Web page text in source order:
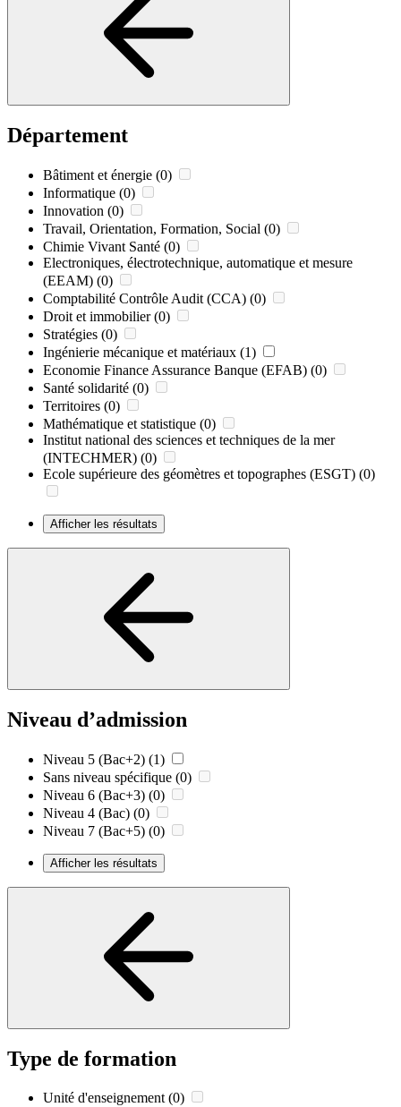
Département
Bâtiment et énergie (0)
Informatique (0)
Innovation (0)
Travail, Orientation, Formation, Social (0)
Chimie Vivant Santé (0)
Electroniques, électrotechnique, automatique et mesure
(EEAM) (0)
Comptabilité Contrôle Audit (CCA) (0)
Droit et immobilier (0)
Stratégies (0)
Ingénierie mécanique et matériaux (1)
Economie Finance Assurance Banque (EFAB) (0)
Santé solidarité (0)
Territoires (0)
Mathématique et statistique (0)
Institut national des sciences et techniques de la mer
(INTECHMER) (0)
Ecole supérieure des géomètres et topographes (ESGT) (0)
Afficher les résultats
Niveau d’admission
Niveau 5 (Bac+2) (1)
Sans niveau spécifique (0)
Niveau 6 (Bac+3) (0)
Niveau 4 (Bac) (0)
Niveau 7 (Bac+5) (0)
Afficher les résultats
Type de formation
Unité d'enseignement (0)